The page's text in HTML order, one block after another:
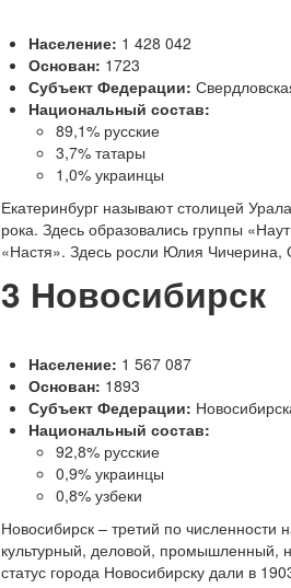
Население: 1 428 042
Основан: 1723
Субъект Федерации:
Национальный состав:
89,1% русские
3,7% татары
1,0% украинцы
Екатеринбург называют столицей
рока. Здесь образовались группы
«Настя». Здесь росли Юлия Чичерина,
3 Новосибирск
Население: 1 567 087
Основан: 1893
Субъект Федерации:
Национальный состав:
92,8% русские
0,9% украинцы
0,8% узбеки
Новосибирск – третий по численности
культурный, деловой, промышленный,
статус города Новосибирску дали в